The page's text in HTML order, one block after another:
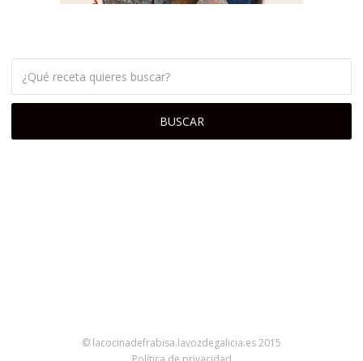
© lacocinadefrabisa.lavozdegalicia.es 2015